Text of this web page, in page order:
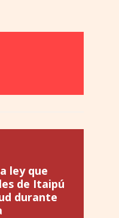
ley que
de Itaipú
durante